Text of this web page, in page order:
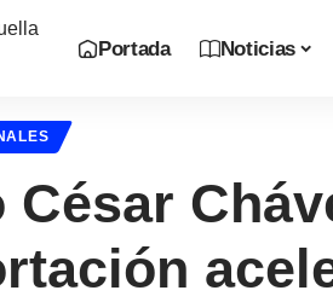
Portada Noticias